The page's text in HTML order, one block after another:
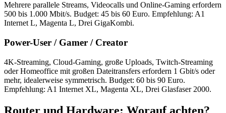
Mehrere parallele Streams, Videocalls und Online-Gaming erfordern
500 bis 1.000 Mbit/s. Budget: 45 bis 60 Euro. Empfehlung: A1
Internet L, Magenta L, Drei GigaKombi.
Power-User / Gamer / Creator
4K-Streaming, Cloud-Gaming, große Uploads, Twitch-Streaming
oder Homeoffice mit großen Dateitransfers erfordern 1 Gbit/s oder
mehr, idealerweise symmetrisch. Budget: 60 bis 90 Euro.
Empfehlung: A1 Internet XL, Magenta XL, Drei Glasfaser 2000.
Router und Hardware: Worauf achten?